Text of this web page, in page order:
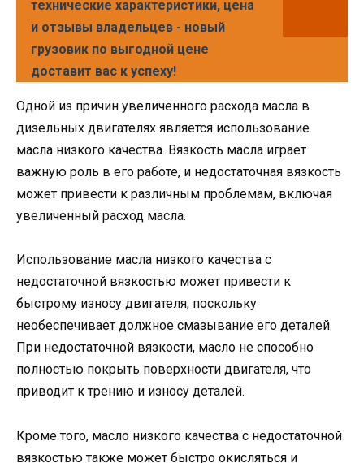
технические характеристики, цена
и отзывы владельцев - новый
грузовик по выгодной цене
доставит вас к успеху!
Одной из причин увеличенного расхода масла в
дизельных двигателях является использование
масла низкого качества. Вязкость масла играет
важную роль в его работе, и недостаточная вязкость
может привести к различным проблемам, включая
увеличенный расход масла.
Использование масла низкого качества с
недостаточной вязкостью может привести к
быстрому износу двигателя, поскольку
необеспечивает должное смазывание его деталей.
При недостаточной вязкости, масло не способно
полностью покрыть поверхности двигателя, что
приводит к трению и износу деталей.
Кроме того, масло низкого качества с недостаточной
вязкостью также может быстро окисляться и